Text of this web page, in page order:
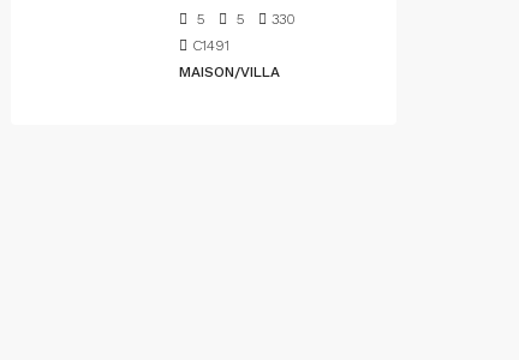
5 5
330
C1491
MAISON/VILLA